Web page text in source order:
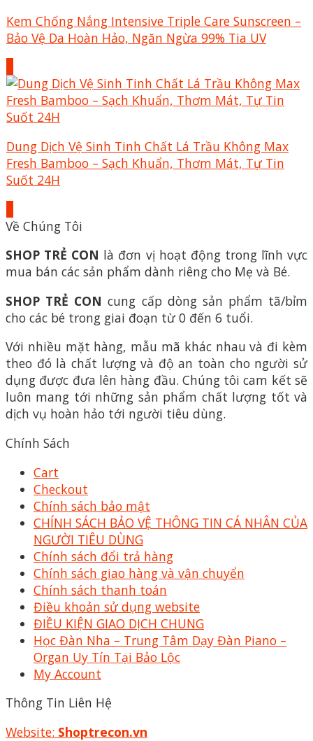
Kem Chống Nắng Intensive Triple Care Sunscreen –
Bảo Vệ Da Hoàn Hảo, Ngăn Ngừa 99% Tia UV
Dung Dịch Vệ Sinh Tinh Chất Lá Trầu Không Max
Fresh Bamboo – Sạch Khuẩn, Thơm Mát, Tự Tin
Suốt 24H
Về Chúng Tôi
SHOP TRẺ CON là đơn vị hoạt động trong lĩnh vực
mua bán các sản phẩm dành riêng cho Mẹ và Bé.
SHOP TRẺ CON cung cấp dòng sản phẩm tã/bỉm
cho các bé trong giai đoạn từ 0 đến 6 tuổi.
Với nhiều mặt hàng, mẫu mã khác nhau và đi kèm
theo đó là chất lượng và độ an toàn cho người sử
dụng được đưa lên hàng đầu. Chúng tôi cam kết sẽ
luôn mang tới những sản phẩm chất lượng tốt và
dịch vụ hoàn hảo tới người tiêu dùng.
Chính Sách
Cart
Checkout
Chính sách bảo mật
CHÍNH SÁCH BẢO VỆ THÔNG TIN CÁ NHÂN CỦA
NGƯỜI TIÊU DÙNG
Chính sách đổi trả hàng
Chính sách giao hàng và vận chuyển
Chính sách thanh toán
Điều khoản sử dụng website
ĐIỀU KIỆN GIAO DỊCH CHUNG
Học Đàn Nha – Trung Tâm Dạy Đàn Piano –
Organ Uy Tín Tại Bảo Lộc
My Account
Thông Tin Liên Hệ
Website: Shoptrecon.vn